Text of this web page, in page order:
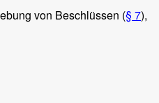
von Beschlüssen (§ 7),